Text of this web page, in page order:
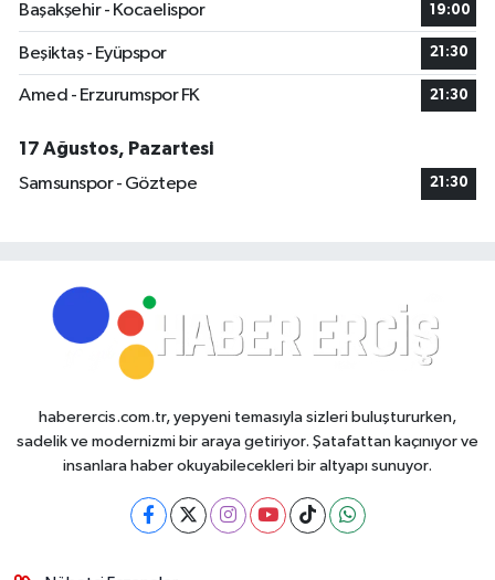
Başakşehir - Kocaelispor
19:00
Beşiktaş - Eyüpspor 21:30
Amed - Erzurumspor FK 21:30
17 Ağustos, Pazartesi
Samsunspor - Göztepe
21:30
haberercis.com.tr, yepyeni temasıyla sizleri buluştururken,
sadelik ve modernizmi bir araya getiriyor. Şatafattan kaçınıyor ve
insanlara haber okuyabilecekleri bir altyapı sunuyor.